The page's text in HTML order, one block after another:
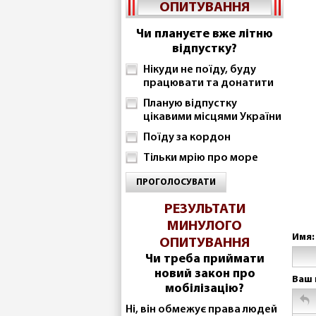
ОПИТУВАННЯ
Чи плануєте вже літню
відпустку?
Нікуди не поїду, буду
працювати та донатити
Планую відпустку
цікавими місцями України
Поїду за кордон
Тільки мрію про море
ПРОГОЛОСУВАТИ
РЕЗУЛЬТАТИ
МИНУЛОГО
ОПИТУВАННЯ
Чи треба приймати
новий закон про
мобілізацію?
Ні, він обмежує права людей
Имя:
Ваш